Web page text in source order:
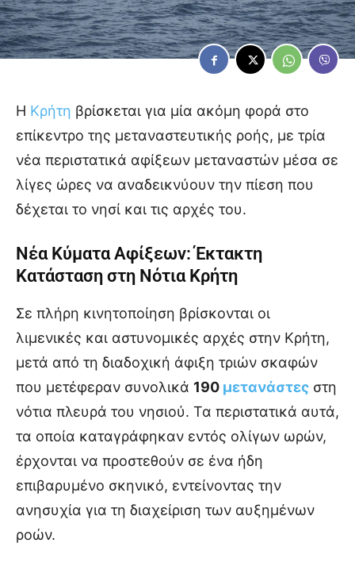
Η Κρήτη βρίσκεται για μία ακόμη φορά στο
επίκεντρο της μεταναστευτικής ροής, με τρία
νέα περιστατικά αφίξεων μεταναστών μέσα σε
λίγες ώρες να αναδεικνύουν την πίεση που
δέχεται το νησί και τις αρχές του.
Νέα Κύματα Αφίξεων: Έκτακτη
Κατάσταση στη Νότια Κρήτη
Σε πλήρη κινητοποίηση βρίσκονται οι
λιμενικές και αστυνομικές αρχές στην Κρήτη,
μετά από τη διαδοχική άφιξη τριών σκαφών
που μετέφεραν συνολικά 190 μετανάστες στη
νότια πλευρά του νησιού. Τα περιστατικά αυτά,
τα οποία καταγράφηκαν εντός ολίγων ωρών,
έρχονται να προστεθούν σε ένα ήδη
επιβαρυμένο σκηνικό, εντείνοντας την
ανησυχία για τη διαχείριση των αυξημένων
ροών.